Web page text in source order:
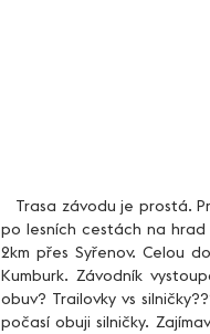
po lesních cestách na
2km přes Syřenov. Celou
Kumburk. Závodník
obuv? Trailovky vs
počasí obuji silničky.